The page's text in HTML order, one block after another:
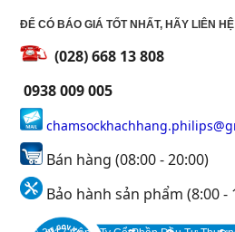
ĐỂ CÓ BÁO GIÁ TỐT NHẤT, HÃY LIÊN
(028) 668 13 808
0938 009 005
Bán hàng (08:00 - 20:00)
Bảo hành sản phẩm (8:00 -